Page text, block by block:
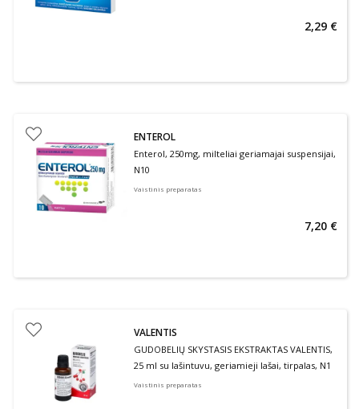
2,29 €
ENTEROL
Enterol, 250mg, milteliai geriamajai suspensijai,
N10
Vaistinis preparatas
7,20 €
VALENTIS
GUDOBELIŲ SKYSTASIS EKSTRAKTAS VALENTIS,
25 ml su lašintuvu, geriamieji lašai, tirpalas, N1
Vaistinis preparatas